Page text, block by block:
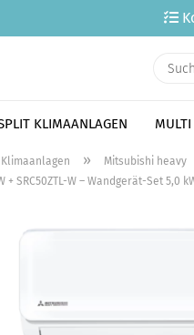
KLIMAANLAGEN
» Mitsubishi heavy
+ SRC50ZTL-W – Wandgerät-Set 5,0